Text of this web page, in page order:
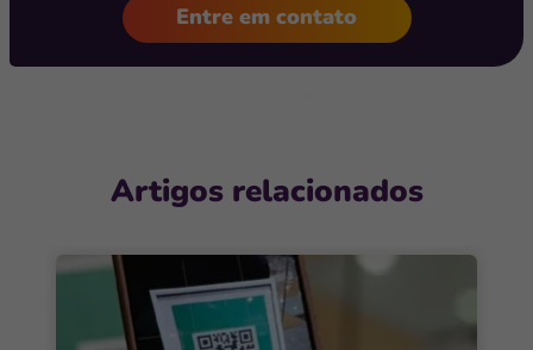
Entre em contato
Artigos relacionados